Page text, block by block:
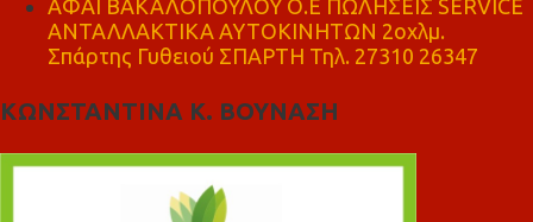
ΑΦΑΙ ΒΑΚΑΛΟΠΟΥΛΟΥ Ο.Ε ΠΩΛΗΣΕΙΣ SERVICE
ΑΝΤΑΛΛΑΚΤΙΚΑ ΑΥΤΟΚΙΝΗΤΩΝ 2οχλμ.
Σπάρτης Γυθειού ΣΠΑΡΤΗ Τηλ. 27310 26347
ΚΩΝΣΤΑΝΤΙΝΑ Κ. ΒΟΥΝΑΣΗ